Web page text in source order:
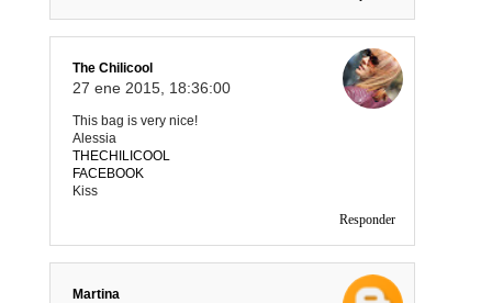
The Chilicool
27 ene 2015, 18:36:00
This bag is very nice!
Alessia
THECHILICOOL
FACEBOOK
Kiss
Responder
Martina